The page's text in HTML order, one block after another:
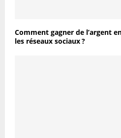
Comment gagner de l’argent
les réseaux sociaux ?